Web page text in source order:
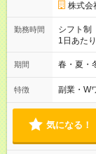
株式会
勤務時間
シフト制
1日あた
週2日～
のみ勤務
す。 必ず
す。
期間 春・夏・
特徴 副業・W
気になる！